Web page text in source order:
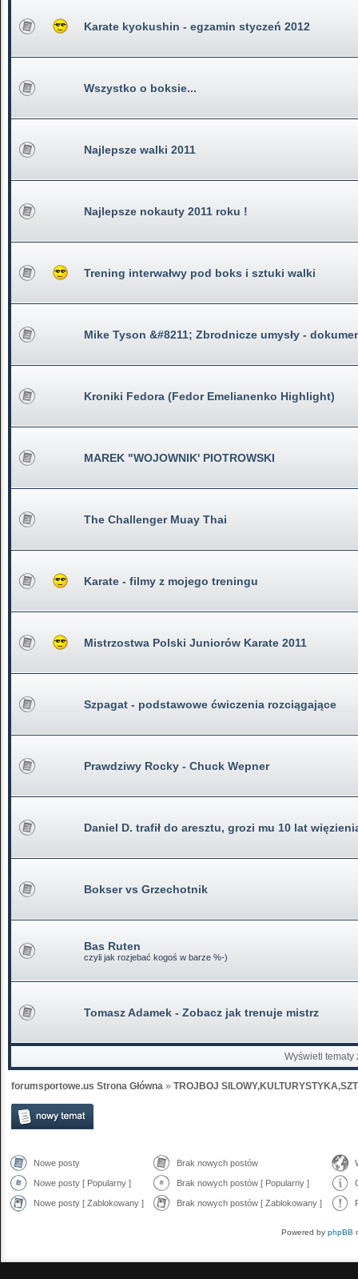
Karate kyokushin - egzamin styczeń 2012
Wszystko o boksie...
Najlepsze walki 2011
Najlepsze nokauty 2011 roku !
Trening interwałwy pod boks i sztuki walki
Mike Tyson &#8211; Zbrodnicze umysły -
Kroniki Fedora (Fedor Emelianenko Highlight)
MAREK "WOJOWNIK' PIOTROWSKI
The Challenger Muay Thai
Karate - filmy z mojego treningu
Mistrzostwa Polski Juniorów Karate 2011
Szpagat - podstawowe ćwiczenia rozciągające
Prawdziwy Rocky - Chuck Wepner
Daniel D. trafił do aresztu, grozi mu 10 lat
Bokser vs Grzechotnik
Bas Ruten
czyli jak rozjebać kogoś w barze %-)
Tomasz Adamek - Zobacz jak trenuje mistrz
Wyświetl tematy
forumsportowe.us Strona Główna » TROJBOJ
Nowe posty Brak nowych postów
Nowe posty [ Popularny ] Brak nowych postów [ Popularny ]
Nowe posty [ Zablokowany ] Brak nowych postów [ Zablokowany ]
Powered by phpBB